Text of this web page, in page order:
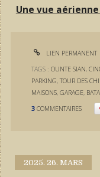
Une vue aérienne
LIEN PERMANENT
TAGS :OUNTE SIAN,
PARKING,TOUR DES
MAISONS,GARAGE,
3 COMMENTAIRES
2025. 26. MARS